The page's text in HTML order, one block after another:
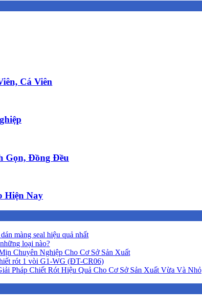
Cá Viên
Gọn, Đồng Đều
Hiện Nay
màng seal hiệu quả nhất
loại nào?
Chuyên Nghiệp Cho Cơ Sở Sản Xuất
rót 1 vòi G1-WG (ĐT-CR06)
Pháp Chiết Rót Hiệu Quả Cho Cơ Sở Sản Xuất Vừa Và Nhỏ